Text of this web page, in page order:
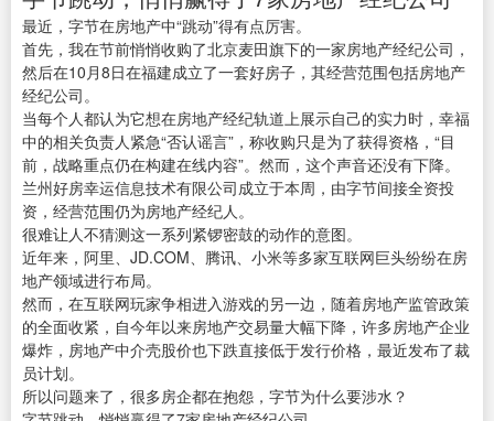
最近，字节在房地产中“跳动”得有点厉害。
首先，我在节前悄悄收购了北京麦田旗下的一家房地产经纪公司，
然后在10月8日在福建成立了一套好房子，其经营范围包括房地产
经纪公司。
当每个人都认为它想在房地产经纪轨道上展示自己的实力时，幸福
中的相关负责人紧急“否认谣言”，称收购只是为了获得资格，“目
前，战略重点仍在构建在线内容”。然而，这个声音还没有下降。
兰州好房幸运信息技术有限公司成立于本周，由字节间接全资投
资，经营范围仍为房地产经纪人。
很难让人不猜测这一系列紧锣密鼓的动作的意图。
近年来，阿里、JD.COM、腾讯、小米等多家互联网巨头纷纷在房
地产领域进行布局。
然而，在互联网玩家争相进入游戏的另一边，随着房地产监管政策
的全面收紧，自今年以来房地产交易量大幅下降，许多房地产企业
爆炸，房地产中介壳股价也下跌直接低于发行价格，最近发布了裁
员计划。
所以问题来了，很多房企都在抱怨，字节为什么要涉水？